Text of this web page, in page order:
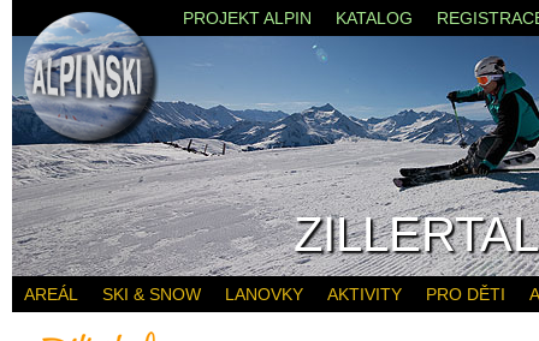
PROJEKT ALPIN KATALOG
AREÁL SKI & SNOW LANOVKY AKTIVITY PRO DĚTI